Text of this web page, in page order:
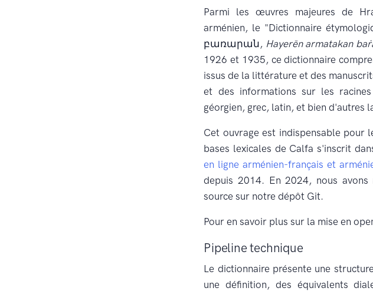
Parmi les œuvres majeures de
arménien, le "Dictionnaire
բառարան, Hayerēn armatakan
1926 et 1935, ce dictionnaire
issus de la littérature et des
et des informations sur les
géorgien, grec, latin, et bien d'autres
Cet ouvrage est indispensable pour
bases lexicales de Calfa s'inscrit
en ligne arménien-français et
depuis 2014. En 2024, nous avons
source sur notre dépôt Git.
Pour en savoir plus sur la mise en
Pipeline technique
Le dictionnaire présente une
une définition, des équivalents